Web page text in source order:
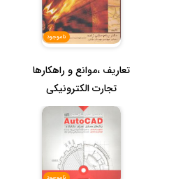
ناموجود
تعاریف ،موانع و راهکارها
تجارت الکترونیکی